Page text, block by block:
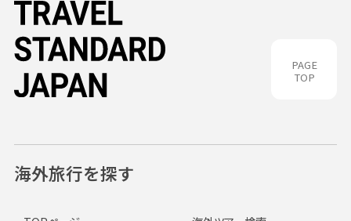
PAGE
TOP
海外旅行を探す